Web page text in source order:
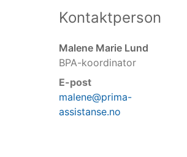
Kontaktperson
Malene Marie Lund
BPA-koordinator
E-post
malene@prima-
assistanse.no